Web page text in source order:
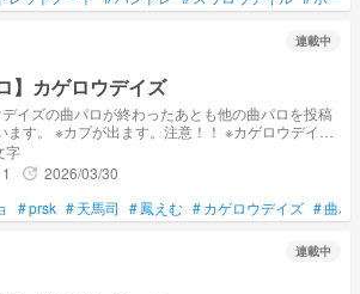
連載中
】カゲロウデイズ
イズの曲パロが終わったあとも他の曲パロを投稿
ます。 ※カプが出ます。注意！！ ※カゲロウデイズ
す ※カゲロウデイズは小説と漫画しか見ていません
とをよく知りません ちなみに主はキドちゃんエネ
です
字
1 update 2026/03/30
#prsk #天馬司 #鳳えむ #カゲロウデイズ #曲パ
連載中